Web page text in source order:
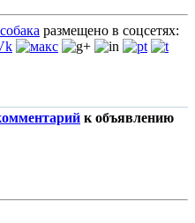
размещено в соцсетях:
к объявлению